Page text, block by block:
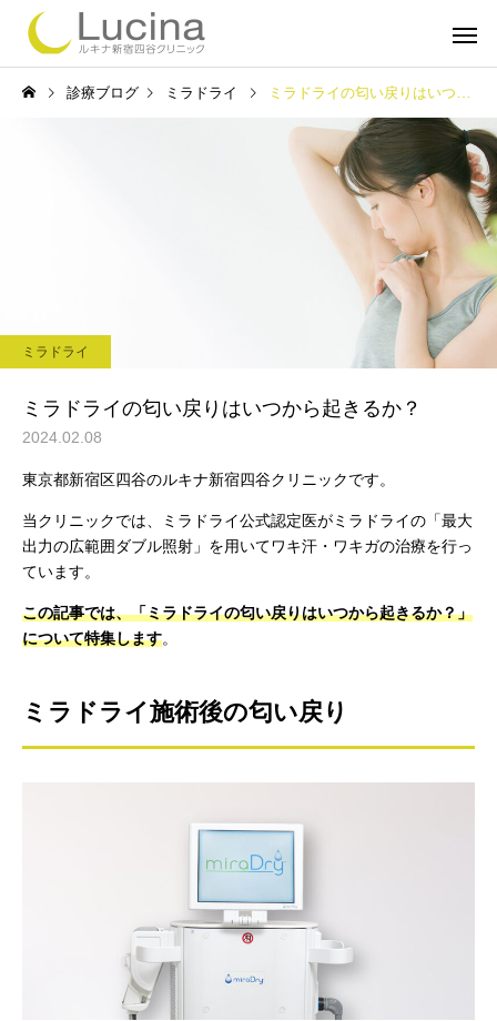
子どもミラ
診療ブログ ミラドライ ミラドライの匂い戻りはいつから起きるか？
ミラドライ
ミラドライの匂い戻りはいつから起きるか？
2024.02.08
東京都新宿区四谷のルキナ新宿四谷クリニックです。
当クリニックでは、ミラドライ公式認定医がミラドライの「最大
出力の広範囲ダブル照射」を用いてワキ汗・ワキガの治療を行っ
ています。
この記事では、「ミラドライの匂い戻りはいつから起きるか？」
について特集します。
ミラドライ施術後の匂い戻り